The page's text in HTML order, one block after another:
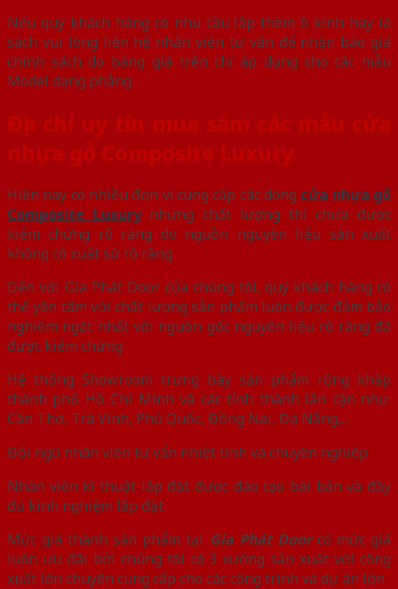
Nếu quý khách hàng có nhu cầu lắp thêm ô kính hay lá
sách vui lòng liên hệ nhân viên tư vấn để nhận báo giá
chính sách do bảng giá trên chỉ áp dụng cho các mẫu
Model dạng phẳng
Địa chỉ uy tín mua sắm các mẫu cửa
nhựa gỗ Composite Luxury
Hiện nay có nhiều đơn vị cung cấp các dòng cửa nhựa gỗ
Composite Luxurynhưng chất lượng thì chưa được
kiểm chứng rõ ràng do nguồn nguyên liệu sản xuất
không có xuất sứ rõ ràng
Đến với Gia Phát Door của chúng tôi, quý khách hàng có
thể yên tâm với chất lượng sản phẩm luôn được đảm bảo
nghiêm ngặt nhất với nguồn gốc nguyên liệu rõ ràng đã
được kiểm chứng
Hệ thống Showroom trưng bày sản phẩm rộng khắp
thành phố Hồ Chí Minh và các tỉnh thành lân cận như:
Cần Thơ, Trà Vinh, Phú Quốc, Đồng Nai, Đà Nẵng,…
Đội ngũ nhân viên tư vấn nhiệt tình và chuyên nghiệp
Nhân viên kĩ thuật lắp đặt được đào tạo bài bản và đầy
đủ kinh nghiệm lắp đặt
Mức giá thành sản phẩm tại Gia Phát Doorcó mức giá
luôn ưu đãi bởi chúng tôi có 3 xưởng sản xuất với công
xuất lớn chuyên cung cấp cho các công trình và dự án lớn